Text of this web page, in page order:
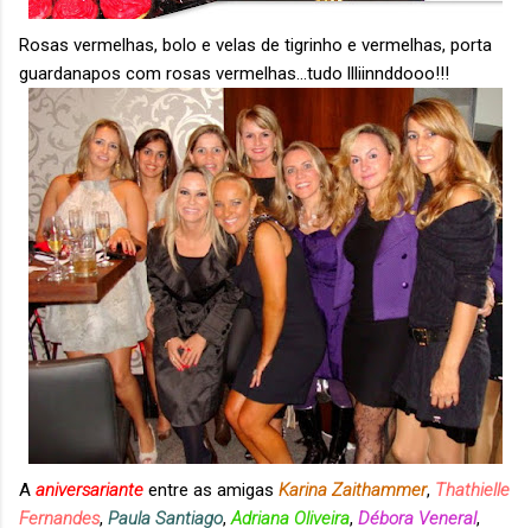
Rosas vermelhas, bolo e velas de tigrinho e vermelhas, porta
guardanapos com rosas vermelhas...tudo llliinnddooo!!!
A aniversariante entre as amigas Karina Zaithammer, Thathielle
Fernandes, Paula Santiago, Adriana Oliveira, Débora Veneral,